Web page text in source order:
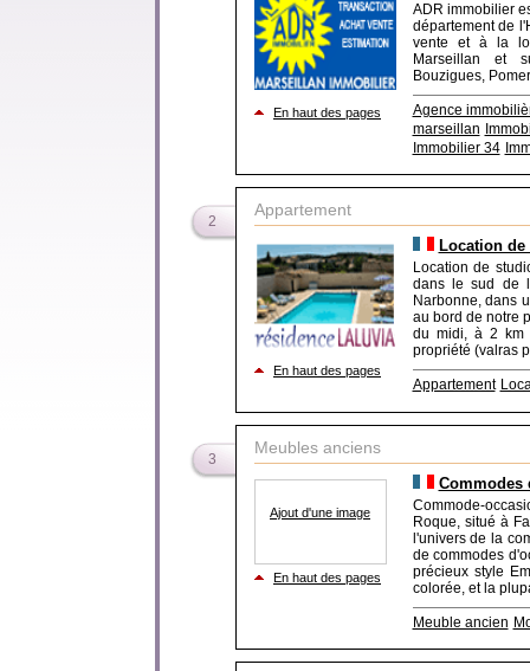
En haut des pages
ADR immobilier
département de
vente et à la
Marseillan et
Bouzigues,
Agence
marseillan
Immobilier 34
2
Appartement
En haut des pages
Location de
Location de
dans le sud de
Narbonne, dans
au bord de notre
du midi, à 2 km
propriété (valras
Appartement
3
Meubles anciens
Ajout d'une image
En haut des pages
Commodes
Commode-
Roque, situé à
l'univers de la
de commodes
précieux style
colorée, et la
Meuble ancien